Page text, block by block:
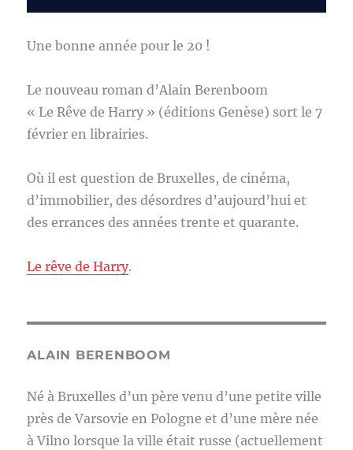
Une bonne année pour le 20 !
Le nouveau roman d’Alain Berenboom
« Le Rêve de Harry » (éditions Genèse) sort le 7
février en librairies.
Où il est question de Bruxelles, de cinéma,
d’immobilier, des désordres d’aujourd’hui et
des errances des années trente et quarante.
Le rêve de Harry.
ALAIN BERENBOOM
Né à Bruxelles d’un père venu d’une petite ville
près de Varsovie en Pologne et d’une mère née
à Vilno lorsque la ville était russe (actuellement